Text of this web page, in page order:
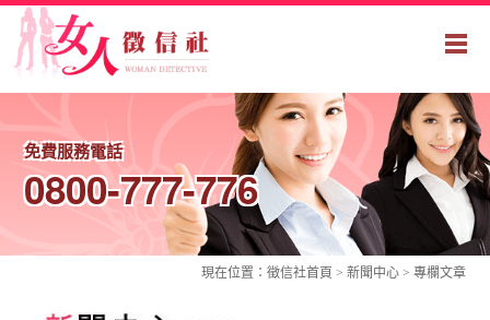
免費服務電話
0800-777-776
現在位置： 徵信社首頁 > 新聞中心 > 專欄文章